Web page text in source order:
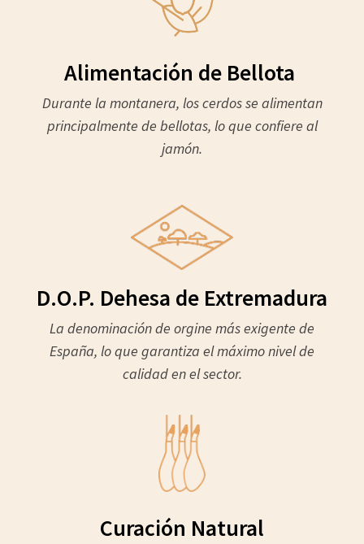
Alimentación de Bellota
Durante la montanera, los cerdos se alimentan
principalmente de bellotas, lo que confiere al
jamón.
D.O.P. Dehesa de Extremadura
La denominación de orgine más exigente de
España, lo que garantiza el máximo nivel de
calidad en el sector.
Curación Natural